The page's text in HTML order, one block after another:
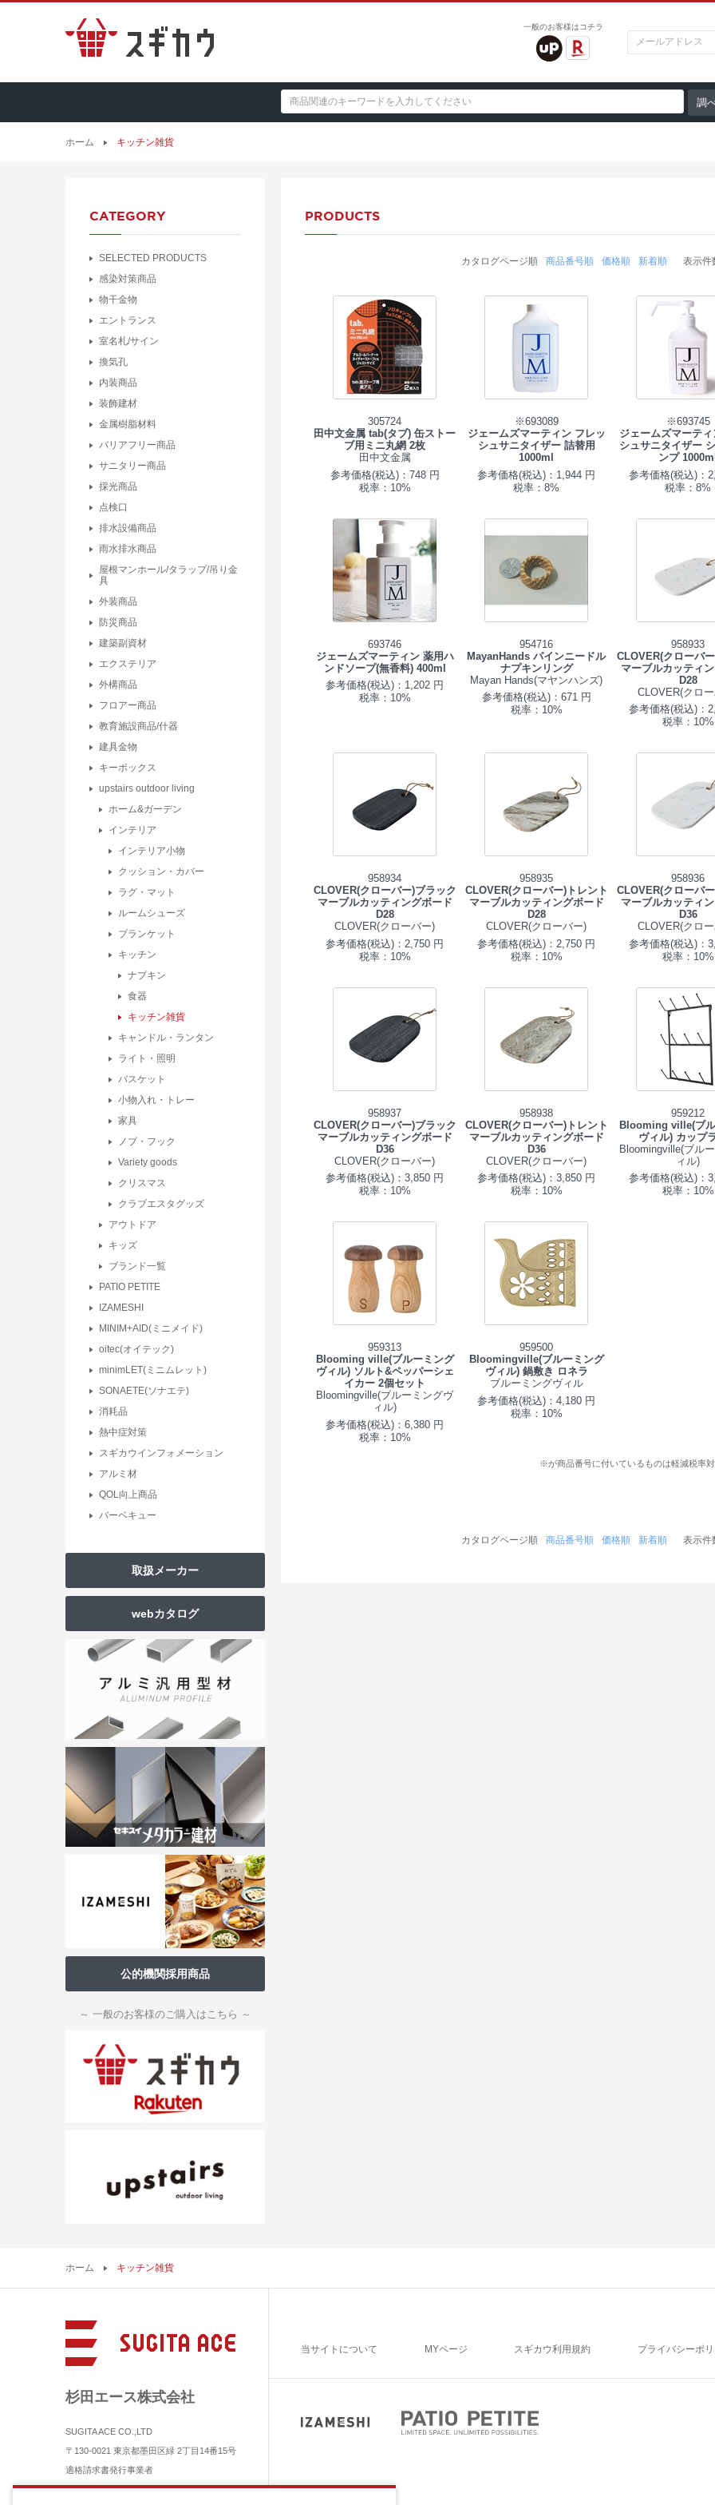
一般のお客様はコチラ
ホーム キッチン雑貨
PRODUCTS
カタログページ順 商品番号順 価格順 新着順 表示件
305724
田中文金属 tab(タブ) 缶ストー
ブ用ミニ丸網 2枚
田中文金属
参考価格(税込)：748 円
税率：10%
※693089
ジェームズマーティン フレッ
シュサニタイザー 詰替用
1000ml
参考価格(税込)：1,944 円
税率：8%
※693745
ジェームズマーテ
シュサニタイザー
ンプ 1000ml
参考価格(税込)：
税率：8%
693746
ジェームズマーティン 薬用ハ
ンドソープ(無香料) 400ml
参考価格(税込)：1,202 円
税率：10%
954716
MayanHands パインニードル
ナプキンリング
Mayan Hands(マヤンハンズ)
参考価格(税込)：671 円
税率：10%
958933
CLOVER(クローバ
マーブルカッティ
D28
CLOVER(クロ
参考価格(税込)：
税率：10%
958934
CLOVER(クローバー)ブラック
マーブルカッティングボード
D28
CLOVER(クローバー)
参考価格(税込)：2,750 円
税率：10%
958935
CLOVER(クローバー)トレント
マーブルカッティングボード
D28
CLOVER(クローバー)
参考価格(税込)：2,750 円
税率：10%
958936
CLOVER(クローバ
マーブルカッティ
D36
CLOVER(クロ
参考価格(税込)：
税率：10%
958937
CLOVER(クローバー)ブラック
マーブルカッティングボード
D36
CLOVER(クローバー)
参考価格(税込)：3,850 円
税率：10%
958938
CLOVER(クローバー)トレント
マーブルカッティングボード
D36
CLOVER(クローバー)
参考価格(税込)：3,850 円
税率：10%
959212
Blooming ville(ブ
ヴィル) カップ
Bloomingville(ブル
ィル)
参考価格(税込)：
税率：10%
959313
Blooming ville(ブルーミング
ヴィル) ソルト&ペッパーシェ
イカー 2個セット
Bloomingville(ブルーミングヴ
ィル)
参考価格(税込)：6,380 円
税率：10%
959500
Bloomingville(ブルーミング
ヴィル) 鍋敷き ロネラ
ブルーミングヴィル
参考価格(税込)：4,180 円
税率：10%
※が商品番号に付いているものは軽減税率対
カタログページ順 商品番号順 価格順 新着順 表示件
CATEGORY
SELECTED PRODUCTS
感染対策商品
物干金物
エントランス
室名札/サイン
換気孔
内装商品
装飾建材
金属樹脂材料
バリアフリー商品
サニタリー商品
採光商品
点検口
排水設備商品
雨水排水商品
屋根マンホール/タラップ/吊り金
具
外装商品
防災商品
建築副資材
エクステリア
外構商品
フロアー商品
教育施設商品/什器
建具金物
キーボックス
upstairs outdoor living
ホーム&ガーデン
インテリア
インテリア小物
クッション・カバー
ラグ・マット
ルームシューズ
ブランケット
キッチン
ナプキン
食器
キッチン雑貨
キャンドル・ランタン
ライト・照明
バスケット
小物入れ・トレー
家具
ノブ・フック
Variety goods
クリスマス
クラブエスタグッズ
アウトドア
キッズ
ブランド一覧
PATIO PETITE
IZAMESHI
MINIM+AID(ミニメイド)
oitec(オイテック)
minimLET(ミニムレット)
SONAETE(ソナエテ)
消耗品
熱中症対策
スギカウインフォメーション
アルミ材
QOL向上商品
バーベキュー
取扱メーカー
webカタログ
公的機関採用商品
～ 一般のお客様のご購入はこちら ～
ホーム キッチン雑貨
杉田エース株式会社
SUGITA ACE CO.,LTD
〒130-0021 東京都墨田区緑 2丁目14番15号
適格請求書発行事業者
登録番号 T3010601011400
当サイトについて MYページ スギカウ利用規約 プライバシーポ